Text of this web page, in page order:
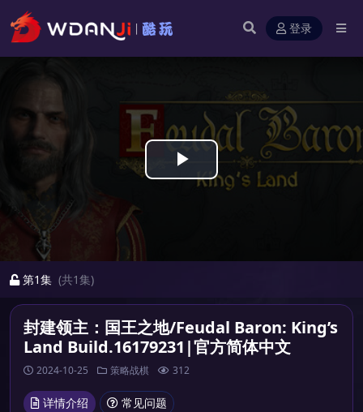
登录
Play
第1集 (共1集)
封建领主：国王之地/Feudal Baron: King’s
Land Build.16179231|官方简体中文
2024-10-25 策略战棋 312
详情介绍 常见问题